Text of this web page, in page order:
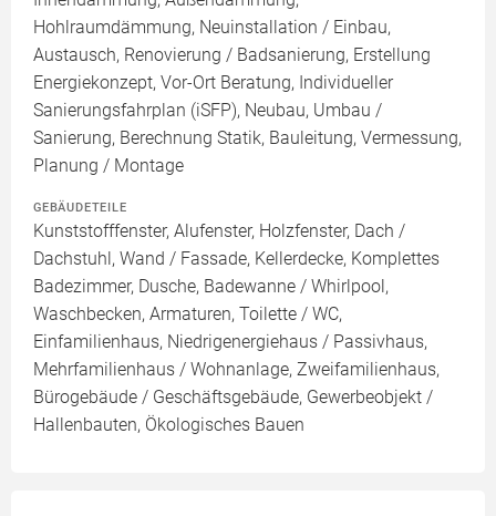
Hohlraumdämmung, Neuinstallation / Einbau,
Austausch, Renovierung / Badsanierung, Erstellung
Energiekonzept, Vor-Ort Beratung, Individueller
Sanierungsfahrplan (iSFP), Neubau, Umbau /
Sanierung, Berechnung Statik, Bauleitung, Vermessung,
Planung / Montage
GEBÄUDETEILE
Kunststofffenster, Alufenster, Holzfenster, Dach /
Dachstuhl, Wand / Fassade, Kellerdecke, Komplettes
Badezimmer, Dusche, Badewanne / Whirlpool,
Waschbecken, Armaturen, Toilette / WC,
Einfamilienhaus, Niedrigenergiehaus / Passivhaus,
Mehrfamilienhaus / Wohnanlage, Zweifamilienhaus,
Bürogebäude / Geschäftsgebäude, Gewerbeobjekt /
Hallenbauten, Ökologisches Bauen